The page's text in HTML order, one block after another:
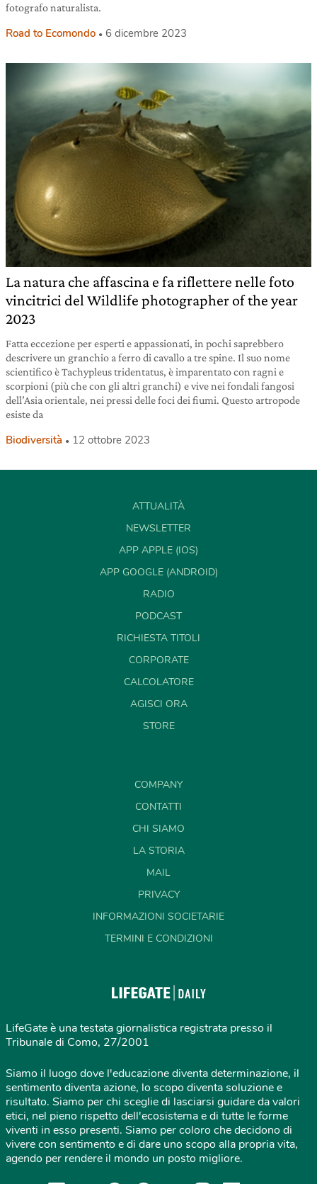
fotografo naturalista.
Road to Ecomondo 6 dicembre 2023
La natura che affascina e fa riflettere nelle foto
vincitrici del Wildlife photographer of the year
2023
Fatta eccezione per esperti e appassionati, in pochi saprebbero
descrivere un granchio a ferro di cavallo a tre spine. Il suo nome
scientifico è Tachypleus tridentatus, è imparentato con ragni e
scorpioni (più che con gli altri granchi) e vive nei fondali fangosi
dell’Asia orientale, nei pressi delle foci dei fiumi. Questo artropode
esiste da
Biodiversità 12 ottobre 2023
ATTUALITÀ
NEWSLETTER
APP APPLE (IOS)
APP GOOGLE (ANDROID)
RADIO
PODCAST
RICHIESTA TITOLI
CORPORATE
CALCOLATORE
AGISCI ORA
STORE
COMPANY
CONTATTI
CHI SIAMO
LA STORIA
MAIL
PRIVACY
INFORMAZIONI SOCIETARIE
TERMINI E CONDIZIONI
LifeGate è una testata giornalistica registrata presso il
Tribunale di Como, 27/2001
Siamo il luogo dove l'educazione diventa determinazione, il
sentimento diventa azione, lo scopo diventa soluzione e
risultato. Siamo per chi sceglie di lasciarsi guidare da valori
etici, nel pieno rispetto dell'ecosistema e di tutte le forme
viventi in esso presenti. Siamo per coloro che decidono di
vivere con sentimento e di dare uno scopo alla propria vita,
agendo per rendere il mondo un posto migliore.